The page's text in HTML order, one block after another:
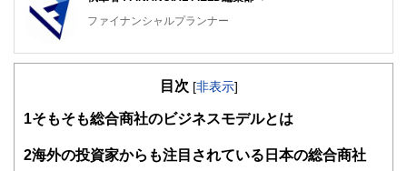
ファイナンシャルプランナー
FinancialField編集部は、金融、経済に関する記事を、日々
知識がない方でも理解できるようわかりやすく発信していま
得者を中心に「お金や暮らし」に関する書籍・雑誌の編集経
験者で構成され、企画立案から記事掲載まですべての工程に
目次 [非表示]
1 そもそも総合商社のビジネスモデルとは
2海外の投資家からも注目されている日本の総合商社